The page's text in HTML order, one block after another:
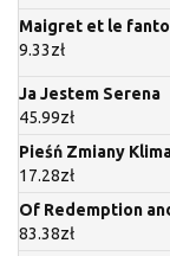
Maigret et le
9.33zł
Ja Jestem Serena
45.99zł
Pieśń Zmiany
17.28zł
Of Redemption
83.38zł